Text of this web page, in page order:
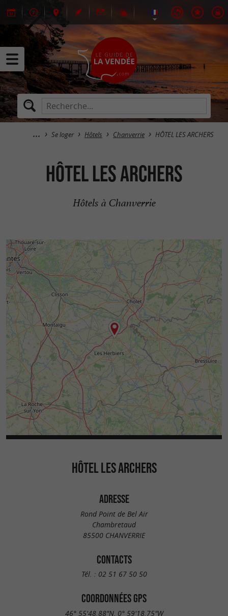
Se loger Hôtels Chanverrie HÔTEL LES ARCHERS
HÔTEL LES ARCHERS
Hôtels à Chanverrie
HÔTEL LES ARCHERS
ADRESSE
Rond Point de Bel Air
Chambretaud
85500 CHANVERRIE
CONTACTS
Tél. : 02 51 67 50 50
COORDONNÉES GPS
46° 55'48.88"N, 0° 59'18.75"W